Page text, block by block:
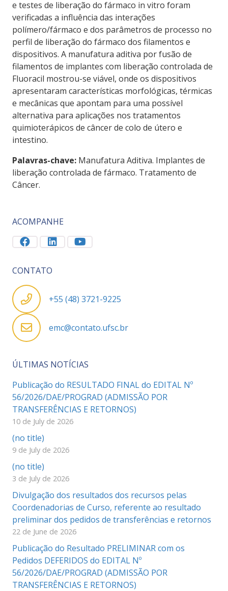
e testes de liberação do fármaco in vitro foram
verificadas a influência das interações
polímero/fármaco e dos parâmetros de processo no
perfil de liberação do fármaco dos filamentos e
dispositivos. A manufatura aditiva por fusão de
filamentos de implantes com liberação controlada de
Fluoracil mostrou-se viável, onde os dispositivos
apresentaram características morfológicas, térmicas
e mecânicas que apontam para uma possível
alternativa para aplicações nos tratamentos
quimioterápicos de câncer de colo de útero e
intestino.
Palavras-chave: Manufatura Aditiva. Implantes de
liberação controlada de fármaco. Tratamento de
Câncer.
ACOMPANHE
CONTATO
+55 (48) 3721-9225
emc@contato.ufsc.br
ÚLTIMAS NOTÍCIAS
Publicação do RESULTADO FINAL do EDITAL Nº
56/2026/DAE/PROGRAD (ADMISSÃO POR
TRANSFERÊNCIAS E RETORNOS)
10 de July de 2026
(no title)
9 de July de 2026
(no title)
3 de July de 2026
Divulgação dos resultados dos recursos pelas
Coordenadorias de Curso, referente ao resultado
preliminar dos pedidos de transferências e retornos
22 de June de 2026
Publicação do Resultado PRELIMINAR com os
Pedidos DEFERIDOS do EDITAL Nº
56/2026/DAE/PROGRAD (ADMISSÃO POR
TRANSFERÊNCIAS E RETORNOS)